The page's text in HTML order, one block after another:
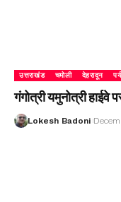
उत्तराखंड चमोली देहरादून
गंगोत्री यमुनोत्री हाईवे
Lokesh Badoni